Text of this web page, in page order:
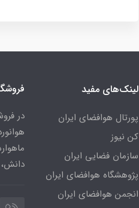
لینک‌های مفید
پورتال هوافضای ایران
کن نیوز
سازمان فضایی ایران
پژوهشگاه هوافضای ایران
انجمن هوافضای ایران
در